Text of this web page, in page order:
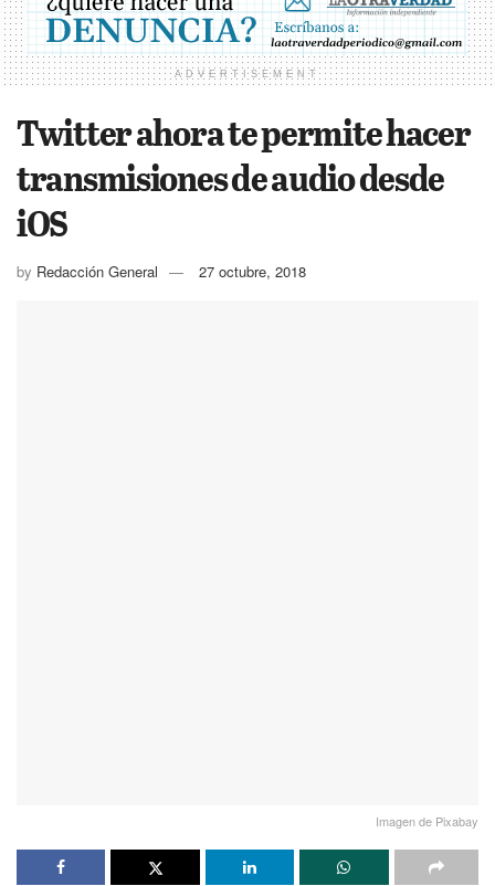
ADVERTISEMENT
Twitter ahora te permite hacer
transmisiones de audio desde
iOS
by Redacción General 27 octubre, 2018
Imagen de Pixabay